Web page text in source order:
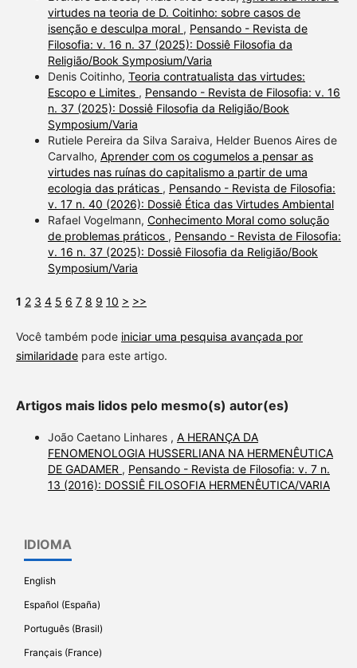
virtudes na teoria de D. Coitinho: sobre casos de
isenção e desculpa moral , Pensando - Revista de
Filosofia: v. 16 n. 37 (2025): Dossiê Filosofia da
Religião/Book Symposium/Varia
Denis Coitinho, Teoria contratualista das virtudes:
Escopo e Limites , Pensando - Revista de Filosofia: v. 16
n. 37 (2025): Dossiê Filosofia da Religião/Book
Symposium/Varia
Rutiele Pereira da Silva Saraiva, Helder Buenos Aires de
Carvalho, Aprender com os cogumelos a pensar as
virtudes nas ruínas do capitalismo a partir de uma
ecologia das práticas , Pensando - Revista de Filosofia:
v. 17 n. 40 (2026): Dossiê Ética das Virtudes Ambiental
Rafael Vogelmann, Conhecimento Moral como solução
de problemas práticos , Pensando - Revista de Filosofia:
v. 16 n. 37 (2025): Dossiê Filosofia da Religião/Book
Symposium/Varia
1 2 3 4 5 6 7 8 9 10 > >>
Você também pode iniciar uma pesquisa avançada por
similaridadepara este artigo.
Artigos mais lidos pelo mesmo(s) autor(es)
João Caetano Linhares , A HERANÇA DA
FENOMENOLOGIA HUSSERLIANA NA HERMENÊUTICA
DE GADAMER , Pensando - Revista de Filosofia: v. 7 n.
13 (2016): DOSSIÊ FILOSOFIA HERMENÊUTICA/VARIA
IDIOMA
English
Español (España)
Português (Brasil)
Français (France)